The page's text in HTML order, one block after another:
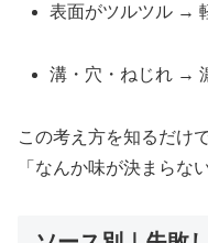
表面がツルツル →
溝・穴・ねじれ →
この考え方を知るだけで
「なんか味が決まらな